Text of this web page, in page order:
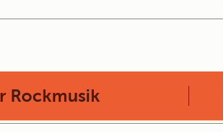
Rockmusik